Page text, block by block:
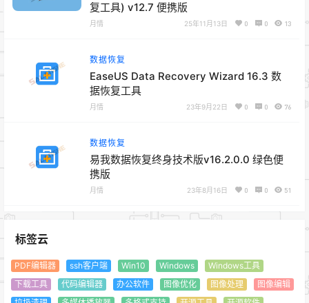
复工具) v12.7 便携版
月情 25年11月13日 0 0 13
数据恢复
EaseUS Data Recovery Wizard 16.3 数
据恢复工具
月情 23年9月22日 0 0 76
数据恢复
易我数据恢复终身技术版v16.2.0.0 绿色便
携版
月情 23年8月16日 0 0 51
标签云
PDF编辑器 ssh客户端 Win10 Windows
Windows工具
下载工具
代码编辑器 办公软件 图像优化 图像处理
图像编辑